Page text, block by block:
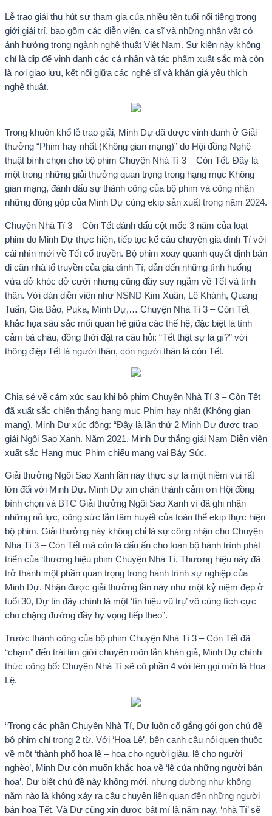
Lễ trao giải thu hút sự tham gia của nhiều tên tuổi nổi tiếng trong
giới giải trí, bao gồm các diễn viên, ca sĩ và những nhân vật có
ảnh hưởng trong ngành nghệ thuật Việt Nam. Sự kiện này không
chỉ là dịp để vinh danh các cá nhân và tác phẩm xuất sắc mà còn
là nơi giao lưu, kết nối giữa các nghệ sĩ và khán giả yêu thích
nghệ thuật.
Trong khuôn khổ lễ trao giải, Minh Dự đã được vinh danh ở Giải
thưởng “Phim hay nhất (Không gian mạng)” do Hội đồng Nghệ
thuật bình chọn cho bộ phim Chuyện Nhà Tí 3 – Còn Tết. Đây là
một trong những giải thưởng quan trọng trong hạng mục Không
gian mạng, đánh dấu sự thành công của bộ phim và công nhận
những đóng góp của Minh Dự cùng ekip sản xuất trong năm 2024.
Chuyện Nhà Tí 3 – Còn Tết đánh dấu cột mốc 3 năm của loạt
phim do Minh Dự thực hiện, tiếp tục kể câu chuyện gia đình Tí với
cái nhìn mới về Tết cổ truyền. Bộ phim xoay quanh quyết định bán
đi căn nhà tổ truyền của gia đình Tí, dẫn đến những tình huống
vừa dở khóc dở cười nhưng cũng đầy suy ngẫm về Tết và tình
thân. Với dàn diễn viên như NSND Kim Xuân, Lê Khánh, Quang
Tuấn, Gia Bảo, Puka, Minh Dự,… Chuyện Nhà Tí 3 – Còn Tết
khắc họa sâu sắc mối quan hệ giữa các thế hệ, đặc biệt là tình
cảm bà cháu, đồng thời đặt ra câu hỏi: “Tết thật sự là gì?” với
thông điệp Tết là người thân, còn người thân là còn Tết.
Chia sẻ về cảm xúc sau khi bộ phim Chuyện Nhà Tí 3 – Còn Tết
đã xuất sắc chiến thắng hạng mục Phim hay nhất (Không gian
mạng), Minh Dự xúc động: “Đây là lần thứ 2 Minh Dự được trao
giải Ngôi Sao Xanh. Năm 2021, Minh Dự thắng giải Nam Diễn viên
xuất sắc Hạng mục Phim chiếu mạng vai Bảy Súc.
Giải thưởng Ngôi Sao Xanh lần này thực sự là một niềm vui rất
lớn đối với Minh Dự. Minh Dự xin chân thành cảm ơn Hội đồng
bình chọn và BTC Giải thưởng Ngôi Sao Xanh vì đã ghi nhận
những nỗ lực, công sức lẫn tâm huyết của toàn thể ekip thực hiện
bộ phim. Giải thưởng này không chỉ là sự công nhận cho Chuyện
Nhà Tí 3 – Còn Tết mà còn là dấu ấn cho toàn bộ hành trình phát
triển của ‘thương hiệu phim Chuyện Nhà Tí. Thương hiệu này đã
trở thành một phần quan trọng trong hành trình sự nghiệp của
Minh Dự. Nhận được giải thưởng lần này như một kỷ niệm đẹp ở
tuổi 30, Dự tin đây chính là một ‘tín hiệu vũ trụ’ vô cùng tích cực
cho chặng đường đầy hy vọng tiếp theo”.
Trước thành công của bộ phim Chuyện Nhà Tí 3 – Còn Tết đã
“chạm” đến trái tim giới chuyên môn lẫn khán giả, Minh Dự chính
thức công bố: Chuyện Nhà Tí sẽ có phần 4 với tên gọi mới là Hoa
Lệ.
“Trong các phần Chuyện Nhà Tí, Dự luôn cố gắng gói gọn chủ đề
bộ phim chỉ trong 2 từ. Với ‘Hoa Lệ’, bên cạnh câu nói quen thuộc
về một ‘thành phố hoa lệ – hoa cho người giàu, lệ cho người
nghèo’, Minh Dự còn muốn khắc hoạ về ‘lệ của những người bán
hoa’. Dự biết chủ đề này không mới, nhưng dường như không
năm nào là không xảy ra câu chuyện liên quan đến những người
bán hoa Tết. Và Dự cũng xin được bật mí là năm nay, ‘nhà Tí’ sẽ